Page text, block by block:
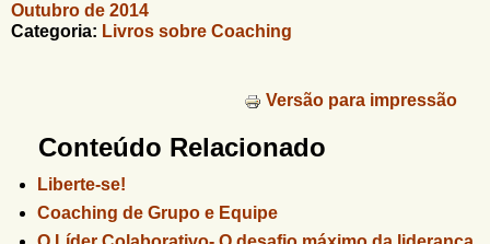
Outubro de 2014
Categoria: Livros sobre Coaching
Versão para impressão
Conteúdo Relacionado
Liberte-se!
Coaching de Grupo e Equipe